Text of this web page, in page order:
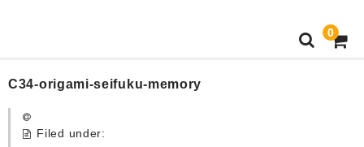
0
HOME
卒園記念品
C34-origami-seifuku-memory
Filed under: